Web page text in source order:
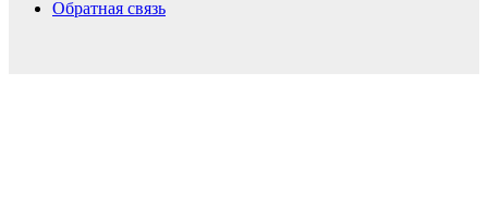
Обратная связь